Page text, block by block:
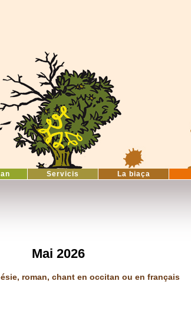
Servicis La biaça
Mai 2026
roman, chant en occitan ou en français